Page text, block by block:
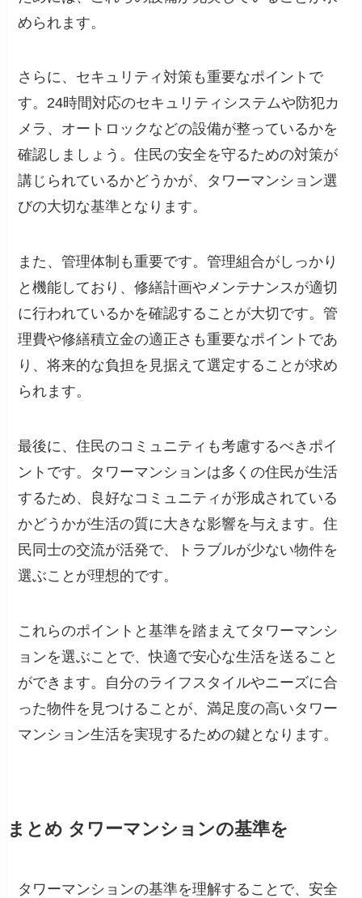
められます。
さらに、セキュリティ対策も重要なポイントで
す。24時間対応のセキュリティシステムや防犯カ
メラ、オートロックなどの設備が整っているかを
確認しましょう。住民の安全を守るための対策が
講じられているかどうかが、タワーマンション選
びの大切な基準となります。
また、管理体制も重要です。管理組合がしっかり
と機能しており、修繕計画やメンテナンスが適切
に行われているかを確認することが大切です。管
理費や修繕積立金の適正さも重要なポイントであ
り、将来的な負担を見据えて選定することが求め
られます。
最後に、住民のコミュニティも考慮するべきポイ
ントです。タワーマンションは多くの住民が生活
するため、良好なコミュニティが形成されている
かどうかが生活の質に大きな影響を与えます。住
民同士の交流が活発で、トラブルが少ない物件を
選ぶことが理想的です。
これらのポイントと基準を踏まえてタワーマンシ
ョンを選ぶことで、快適で安心な生活を送ること
ができます。自分のライフスタイルやニーズに合
った物件を見つけることが、満足度の高いタワー
マンション生活を実現するための鍵となります。
まとめ タワーマンションの基準を
タワーマンションの基準を理解することで、安全